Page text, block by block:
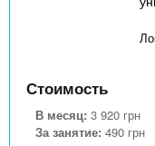
Стоимость
В месяц: 3 920 грн
За занятие: 490 грн